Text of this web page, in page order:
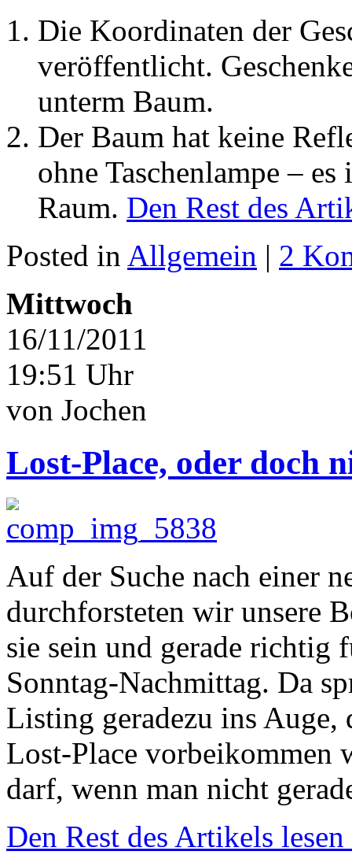
Die Koordinaten der
veröffentlicht.
unterm Baum.
Der Baum hat keine
ohne Taschenlampe –
Raum. Den Rest des
Posted in Allgemein | 2
Mittwoch
16/11/2011
19:51 Uhr
von Jochen
Lost-Place, oder doch
Auf der Suche nach einer
durchforsteten wir unsere
sie sein und gerade richtig
Sonntag-Nachmittag. Da
Listing geradezu ins Auge,
Lost-Place vorbeikommen
darf, wenn man nicht
Den Rest des Artikels lesen